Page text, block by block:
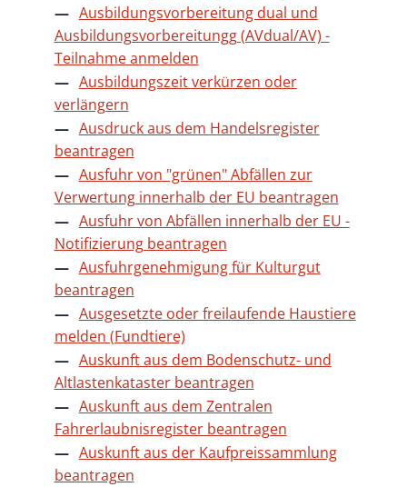
Ausbildungsvorbereitung dual und
Ausbildungsvorbereitungg (AVdual/AV) -
Teilnahme anmelden
Ausbildungszeit verkürzen oder
verlängern
Ausdruck aus dem Handelsregister
beantragen
Ausfuhr von "grünen" Abfällen zur
Verwertung innerhalb der EU beantragen
Ausfuhr von Abfällen innerhalb der EU -
Notifizierung beantragen
Ausfuhrgenehmigung für Kulturgut
beantragen
Ausgesetzte oder freilaufende Haustiere
melden (Fundtiere)
Auskunft aus dem Bodenschutz- und
Altlastenkataster beantragen
Auskunft aus dem Zentralen
Fahrerlaubnisregister beantragen
Auskunft aus der Kaufpreissammlung
beantragen